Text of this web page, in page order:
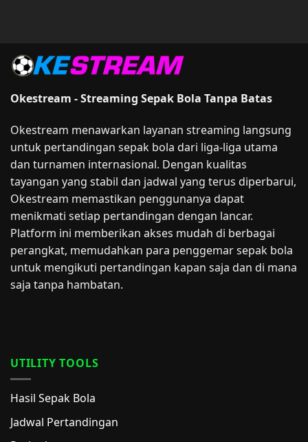
Okestream - Streaming Sepak Bola Tanpa Batas
Okestream menawarkan layanan streaming langsung
untuk pertandingan sepak bola dari liga-liga utama
dan turnamen internasional. Dengan kualitas
tayangan yang stabil dan jadwal yang terus diperbarui,
Okestream memastikan penggunanya dapat
menikmati setiap pertandingan dengan lancar.
Platform ini memberikan akses mudah di berbagai
perangkat, memudahkan para penggemar sepak bola
untuk mengikuti pertandingan kapan saja dan di mana
saja tanpa hambatan.
UTILITY TOOLS
Hasil Sepak Bola
Jadwal Pertandingan